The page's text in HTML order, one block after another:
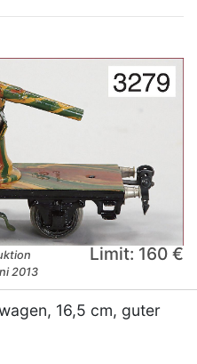
2013
Limit: 160 €
16,5 cm, guter